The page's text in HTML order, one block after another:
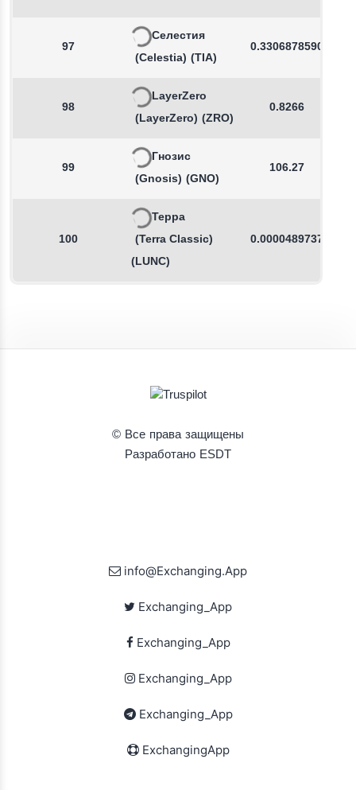
97
Селестия
(Celestia) (TIA)
0.3306878590
98
LayerZero
(LayerZero) (ZRO)
0.8266
99
Гнозис
(Gnosis) (GNO)
106.27
100
Терра
(Terra Classic)
(LUNC)
0.0000489737
info@Exchanging.App
Exchanging_App
Exchanging_App
Exchanging_App
Exchanging_App
ExchangingApp
© Все права защищены
Разработано ESDT